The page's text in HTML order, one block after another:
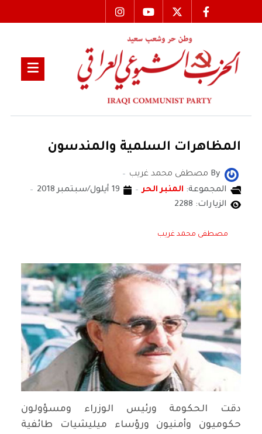
المظاهرات السلمية والمندسون
By مصطفى محمد غريب
المجموعة: المنبر الحر
19 أيلول/سبتمبر 2018
الزيارات: 2288
مصطفى محمد غريب
دقت الحكومة ورئيس الوزراء ومسؤولون
حكوميون وأمنيون ورؤساء ميليشيات طائفية